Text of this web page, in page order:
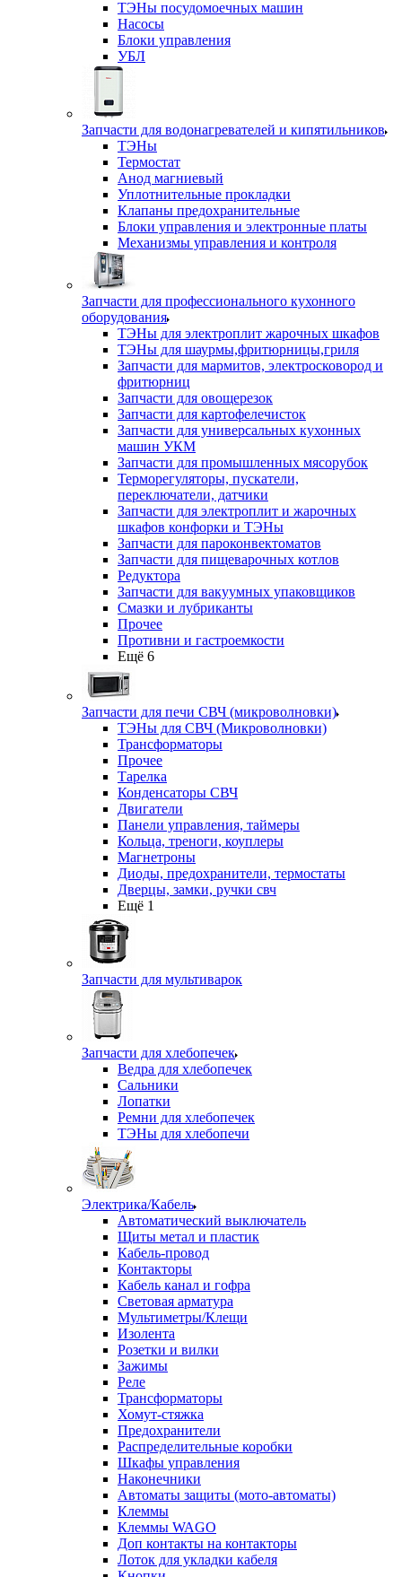
ТЭНы посудомоечных машин
Насосы
Блоки управления
УБЛ
Запчасти для водонагревателей и кипятильников
ТЭНы
Термостат
Анод магниевый
Уплотнительные прокладки
Клапаны предохранительные
Блоки управления и электронные платы
Механизмы управления и контроля
Запчасти для профессионального кухонного
оборудования
ТЭНы для электроплит жарочных шкафов
ТЭНы для шаурмы,фритюрницы,гриля
Запчасти для мармитов, электросковород и
фритюрниц
Запчасти для овощерезок
Запчасти для картофелечисток
Запчасти для универсальных кухонных
машин УКМ
Запчасти для промышленных мясорубок
Терморегуляторы, пускатели,
переключатели, датчики
Запчасти для электроплит и жарочных
шкафов конфорки и ТЭНы
Запчасти для пароконвектоматов
Запчасти для пищеварочных котлов
Редуктора
Запчасти для вакуумных упаковщиков
Смазки и лубриканты
Прочее
Противни и гастроемкости
Ещё 6
Запчасти для печи СВЧ (микроволновки)
ТЭНы для СВЧ (Микроволновки)
Трансформаторы
Прочее
Тарелка
Конденсаторы СВЧ
Двигатели
Панели управления, таймеры
Кольца, треноги, коуплеры
Магнетроны
Диоды, предохранители, термостаты
Дверцы, замки, ручки свч
Ещё 1
Запчасти для мультиварок
Запчасти для хлебопечек
Ведра для хлебопечек
Сальники
Лопатки
Ремни для хлебопечек
ТЭНы для хлебопечи
Электрика/Кабель
Автоматический выключатель
Щиты метал и пластик
Кабель-провод
Контакторы
Кабель канал и гофра
Световая арматура
Мультиметры/Клещи
Изолента
Розетки и вилки
Зажимы
Реле
Трансформаторы
Хомут-стяжка
Предохранители
Распределительные коробки
Шкафы управления
Наконечники
Автоматы защиты (мото-автоматы)
Клеммы
Клеммы WAGO
Доп контакты на контакторы
Лоток для укладки кабеля